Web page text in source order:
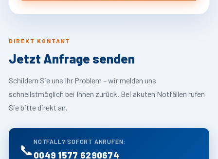
DIREKT KONTAKT
Jetzt Anfrage senden
Schildern Sie uns Ihr Problem – wir melden uns
schnellstmöglich bei Ihnen zurück. Bei akuten Notfällen rufen
Sie bitte direkt an.
📞 NOTFALL? SOFORT ANRUFEN:
0049 1577 6290674